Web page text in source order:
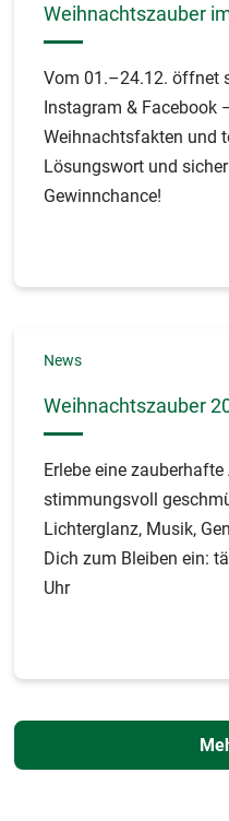
Weihnachtszauber
Vom 01.–24.12. öffnet
Instagram & Facebook
Weihnachtsfakten und
Lösungswort und
Gewinnchance!
News
Weihnachtszauber
Erlebe eine
stimmungsvoll
Lichterglanz, Musik,
Dich zum Bleiben ein:
Uhr